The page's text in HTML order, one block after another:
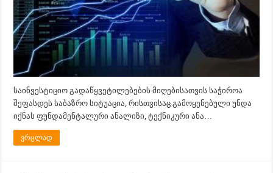
საინვესტიციო გადაწყვეტილებების მიღებისათვის საჭიროა
შეფასდეს საბაზრო სიტუაცია, რისთვისაც გამოყენებული უნდა
იქნას ფუნდამენტალური ანალიზი, ტექნიკური ანა…
ვრცლად